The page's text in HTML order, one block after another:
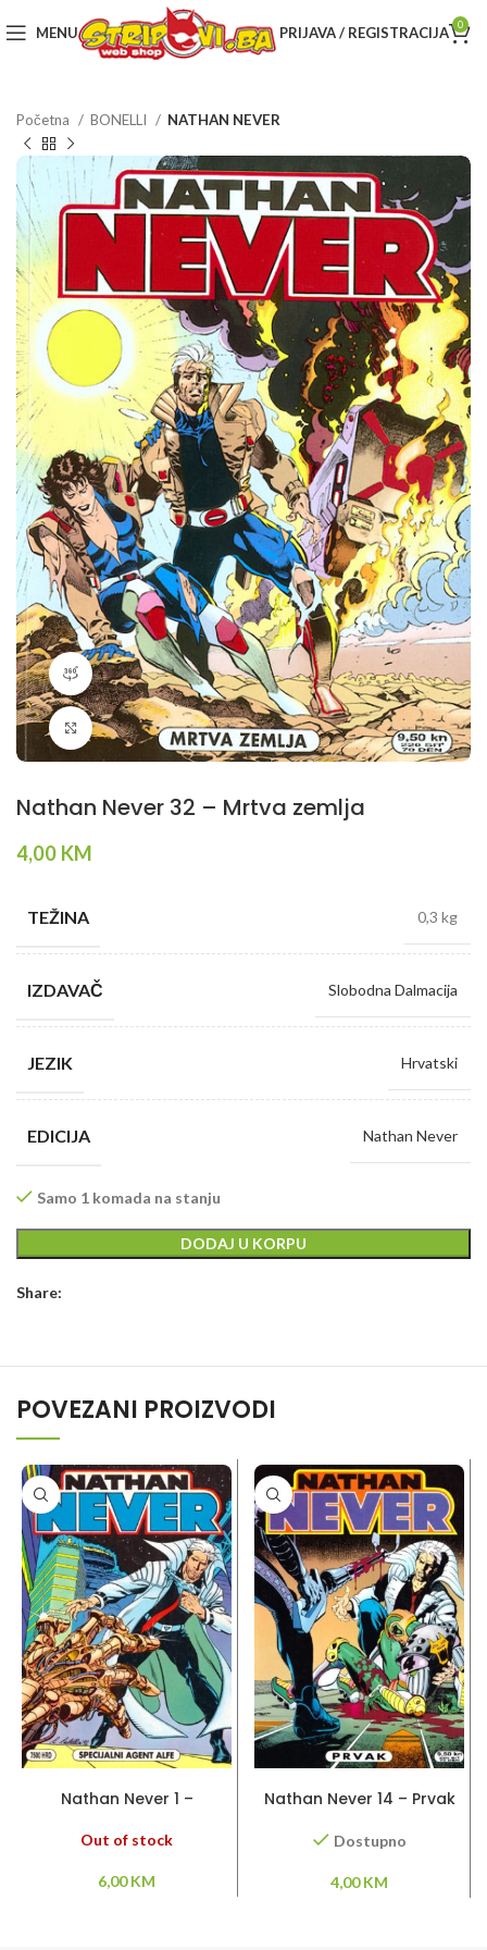
MENU PRIJAVA / REGISTRACIJA 0
Početna BONELLI NATHAN NEVER
360 product view
Klikni da povečaš
Nathan Never 32 – Mrtva zemlja
4,00 KM
TEŽINA 0,3 kg
IZDAVAČ Slobodna Dalmacija
JEZIK Hrvatski
EDICIJA Nathan Never
Samo 1 komada na stanju
DODAJ U KORPU
Share:
POVEZANI PROIZVODI
Nathan Never 1 –
Out of stock
6,00KM
Nathan Never 14 – Prvak
Dostupno
4,00KM